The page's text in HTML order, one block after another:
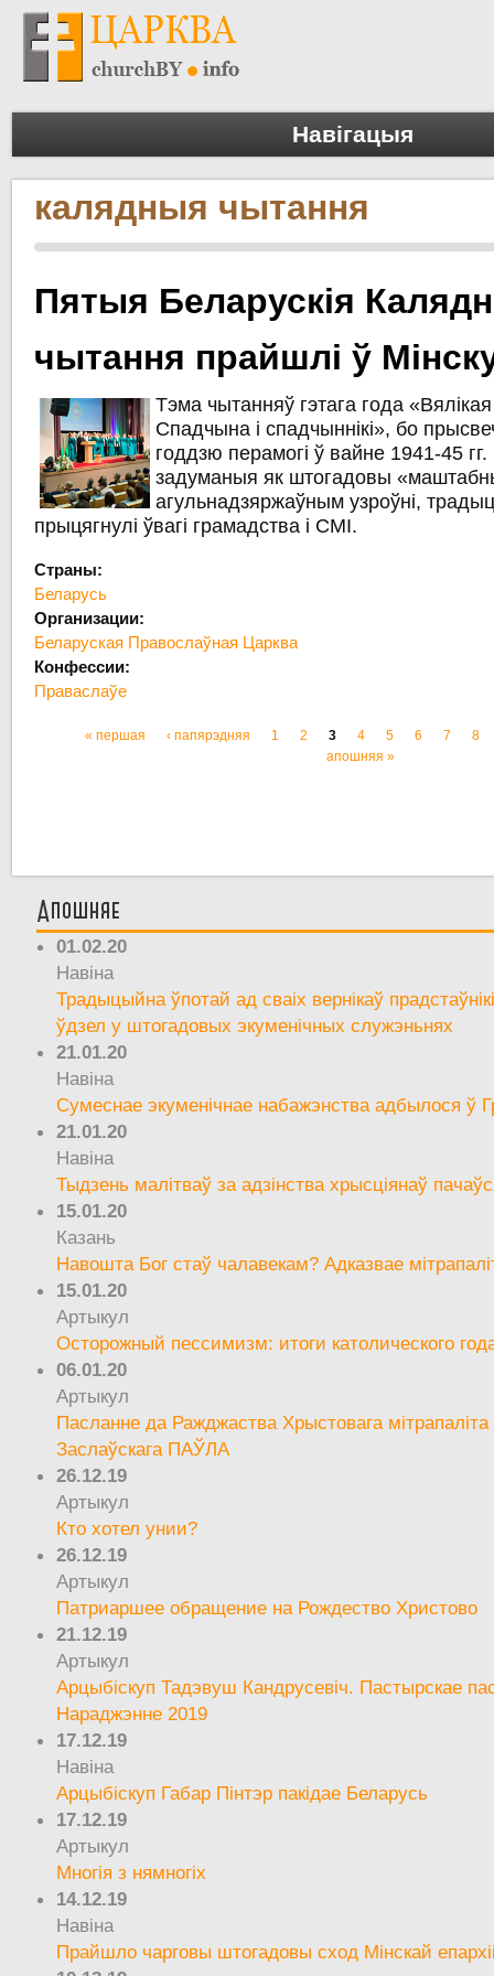
Навігацыя
калядныя чытання
Пятыя Беларускія
чытання прайшлі ў
Тэма чытанняў гэтага года
Спадчына і спадчыннікі», бо
годдзю перамогі ў вайне 1941-45
задуманыя як штогадовы
агульнадзяржаўным узроўні,
прыцягнулі ўвагі грамадства і СМІ.
Страны:
Беларусь
Организации:
Беларуская Правослаўная Царква
Конфессии:
Праваслаўе
Старонкі
« першая ‹ папярэдняя 1 2 3 4 5 6 7
8
апошняя »
Апошняе
01.02.20
Навіна
Традыцыйна ўпотай ад сваіх вернікаў
ўдзел у штогадовых экуменічных служэньнях
21.01.20
Навіна
Сумеснае экуменічнае набажэнства адбылося ў
21.01.20
Навіна
Тыдзень малітваў за адзінства хрысціянаў
15.01.20
Казань
Навошта Бог стаў чалавекам? Адказвае
15.01.20
Артыкул
Осторожный пессимизм: итоги католического
06.01.20
Артыкул
Пасланне да Ражджаства Хрыстовага мітрапаліта
Заслаўскага ПАЎЛА
26.12.19
Артыкул
Кто хотел унии?
26.12.19
Артыкул
Патриаршее обращение на Рождество Христово
21.12.19
Артыкул
Арцыбіскуп Тадэвуш Кандрусевіч. Пастырскае
Нараджэнне 2019
17.12.19
Навіна
Арцыбіскуп Габар Пінтэр пакідае Беларусь
17.12.19
Артыкул
Многія з нямногіх
14.12.19
Навіна
Прайшло чарговы штогадовы сход Мінскай